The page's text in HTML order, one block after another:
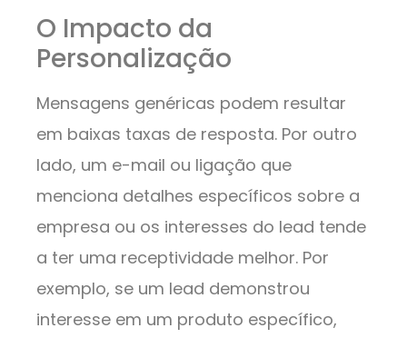
O Impacto da
Personalização
Mensagens genéricas podem resultar
em baixas taxas de resposta. Por outro
lado, um e-mail ou ligação que
menciona detalhes específicos sobre a
empresa ou os interesses do lead tende
a ter uma receptividade melhor. Por
exemplo, se um lead demonstrou
interesse em um produto específico,